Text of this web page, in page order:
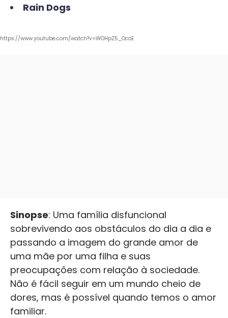
Rain Dogs
https://www.youtube.com/watch?v=WOHpZ5_OcoE
Sinopse: Uma família disfuncional
sobrevivendo aos obstáculos do dia a dia e
passando a imagem do grande amor de
uma mãe por uma filha e suas
preocupações com relação à sociedade.
Não é fácil seguir em um mundo cheio de
dores, mas é possível quando temos o amor
familiar.